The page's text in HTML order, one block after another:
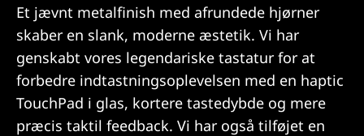
Et jævnt metalfinish med afrundede hjørner
skaber en slank, moderne æstetik. Vi har
genskabt vores legendariske tastatur for at
forbedre indtastningsoplevelsen med en haptic
TouchPad i glas, kortere tastedybde og mere
præcis taktil feedback. Vi har også tilføjet en